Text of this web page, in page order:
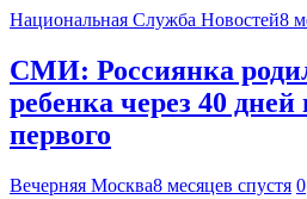
Национальная Служба Новостей8
СМИ: Россиянка
ребенка через 40 дней
первого
Вечерняя Москва8 месяцев спустя 0